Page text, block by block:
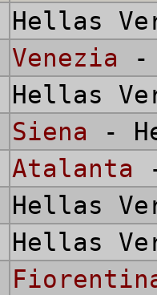
Hellas
Venezia -
Hellas
Siena -
Atalanta
Hellas
Hellas